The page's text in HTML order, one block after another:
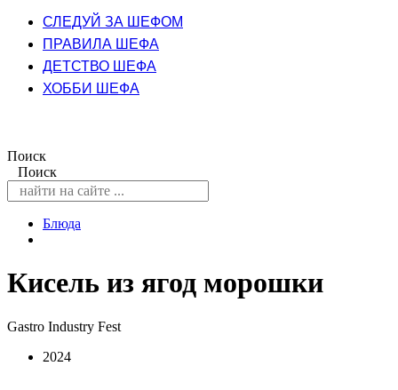
СЛЕДУЙ ЗА ШЕФОМ
ПРАВИЛА ШЕФА
ДЕТСТВО ШЕФА
ХОББИ ШЕФА
Поиск
Поиск
Блюда
Кисель из ягод морошки
Gastro Industry Fest
2024